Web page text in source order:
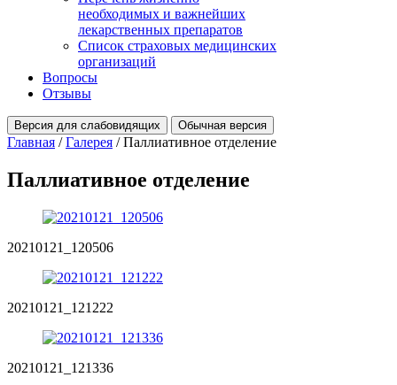
необходимых и важнейших
лекарственных препаратов
Список страховых медицинских
организаций
Вопросы
Отзывы
Версия для слабовидящих Обычная версия
Главная /Галерея /Паллиативное отделение
Паллиативное отделение
20210121_120506
20210121_121222
20210121_121336